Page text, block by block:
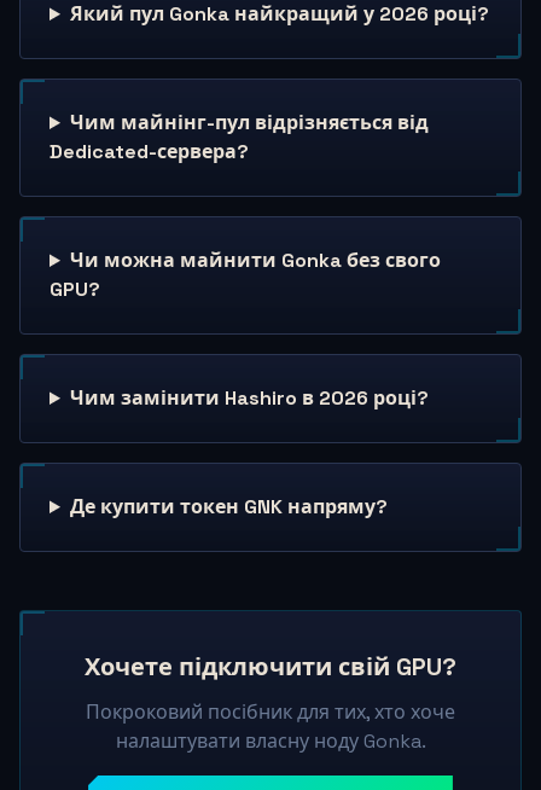
Який пул Gonka найкращий у 2026 році?
Чим майнінг-пул відрізняється від
Dedicated-сервера?
Чи можна майнити Gonka без свого
GPU?
Чим замінити Hashiro в 2026 році?
Де купити токен GNK напряму?
Хочете підключити свій GPU?
Покроковий посібник для тих, хто хоче
налаштувати власну ноду Gonka.